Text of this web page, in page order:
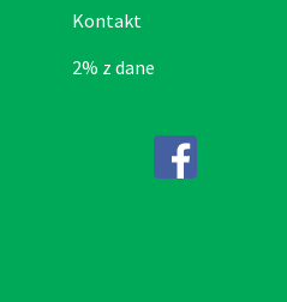
Kontakt
2% z dane